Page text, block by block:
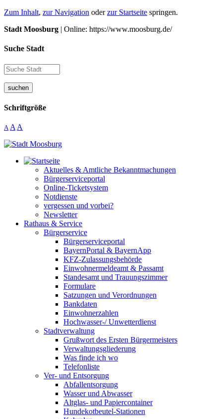
Zum Inhalt, zur Navigation oderzur Startseite springen.
Stadt Moosburg | Online: https://www.moosburg.de/
Suche Stadt
suchen
Schriftgröße
A A A
Aktuelles & Amtliche Bekanntmachungen
Bürgerserviceportal
Online-Ticketsystem
Notdienste
vergessen und vorbei?
Newsletter
Rathaus & Service
Bürgerservice
Bürgerserviceportal
BayernPortal & BayernApp
KFZ-Zulassungsbehörde
Einwohnermeldeamt & Passamt
Standesamt und Trauungszimmer
Formulare
Satzungen und Verordnungen
Bankdaten
Einwohnerzahlen
Hochwasser-/ Unwetterdienst
Stadtverwaltung
Grußwort des Ersten Bürgermeisters
Verwaltungsgliederung
Was finde ich wo
Telefonliste
Ver- und Entsorgung
Abfallentsorgung
Wasser und Abwasser
Altglas- und Papiercontainer
Hundekotbeutel-Stationen